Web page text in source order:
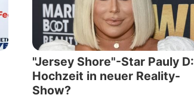
"Jersey Shore"-Star Pauly D:
Hochzeit in neuer Reality-
Show?